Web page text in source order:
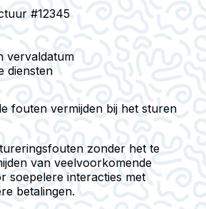
#12345
vervaldatum
diensten
fouten vermijden bij het sturen
zonder het te
van veelvoorkomende
soepelere interacties met
betalingen.